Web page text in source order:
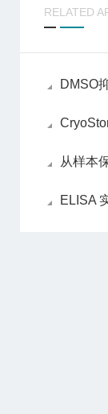
RELATED
DMSO抑
CryoStor®
从样本保存
ELISA